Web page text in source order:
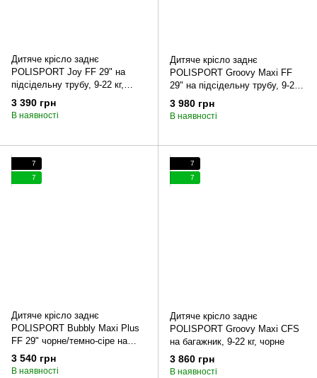
Дитяче крісло заднє
POLISPORT Joy FF 29" на
підсідельну трубу, 9-22 кг,
кремове
3 390 грн
В наявності
Дитяче крісло заднє
POLISPORT Groovy Maxi FF
29" на підсідельну трубу, 9-22
кг, коричневе
3 980 грн
В наявності
7
7
Дитяче крісло заднє
POLISPORT Bubbly Maxi Plus
FF 29" чорне/темно-сіре на
підсідельну трубу
3 540 грн
В наявності
7
7
Дитяче крісло заднє
POLISPORT Groovy Maxi CFS
на багажник, 9-22 кг, чорне
3 860 грн
В наявності